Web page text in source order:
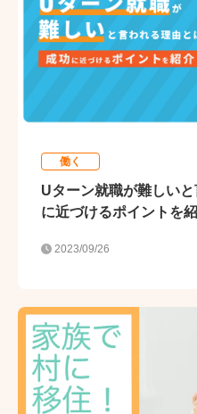
働く
Uターン就職が難しい
に近づけるポイントを紹
2023/09/26